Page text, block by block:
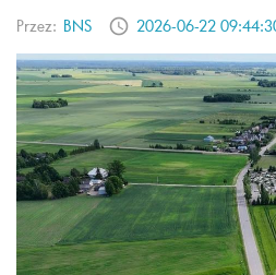
Przez: BNS 2026-06-22